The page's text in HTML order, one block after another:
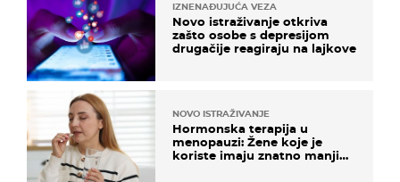
IZNENAĐUJUĆA VEZA
Novo istraživanje otkriva
zašto osobe s depresijom
drugačije reagiraju na lajkove
NOVO ISTRAŽIVANJE
Hormonska terapija u
menopauzi: Žene koje je
koriste imaju znatno manji